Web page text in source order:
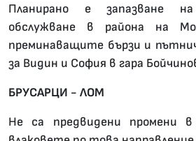
Планирано е запазване
обслужване в района на
преминаващите бързи и
за Видин и София в гара
БРУСАРЦИ - ЛОМ
Не са предвидени промени в